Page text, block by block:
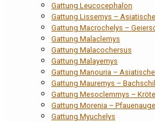
Gattung Leucocephalon
Gattung Lissemys –
Gattung Macrochelys –
Gattung Malaclemys
Gattung Malacochersus
Gattung Malayemys
Gattung Manouria –
Gattung Mauremys –
Gattung Mesoclemmys –
Gattung Morenia –
Gattung Myuchelys